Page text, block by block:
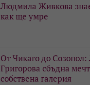
Людмила Живкова
как ще умре
От Чикаго до Созопол:
Григорова сбъдна
собствена галерия